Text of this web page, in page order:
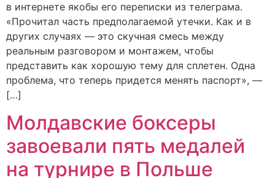
в интернете якобы его переписки из телеграма.
«Прочитал часть предполагаемой утечки. Как и в
других случаях — это скучная смесь между
реальным разговором и монтажем, чтобы
представить как хорошую тему для сплетен. Одна
проблема, что теперь придется менять паспорт», —
[…]
Молдавские боксеры
завоевали пять медалей
на турнире в Польше